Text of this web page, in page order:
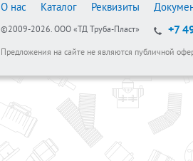
О нас Каталог Реквизиты
©2009-2026. ООО «ТД Труба-Пласт» +7
Предложения на сайте не являются публичной